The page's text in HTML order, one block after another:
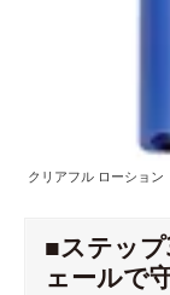
クリアフル ローション
■ステッ
ェールで